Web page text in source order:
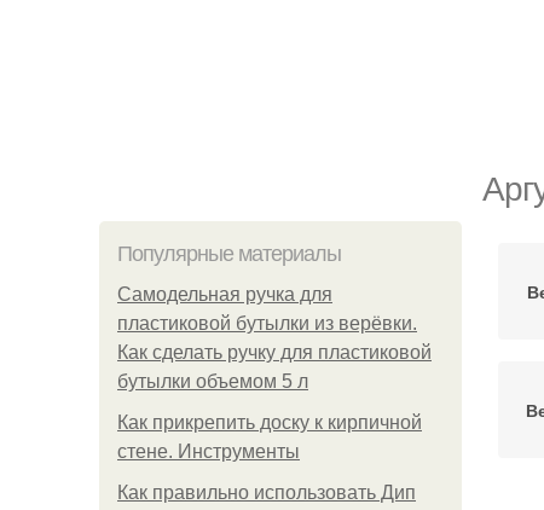
Популярные материалы
Самодельная ручка для
пластиковой бутылки из верёвки.
Как сделать ручку для пластиковой
бутылки объемом 5 л
Как прикрепить доску к кирпичной
стене. Инструменты
Как правильно использовать Дип